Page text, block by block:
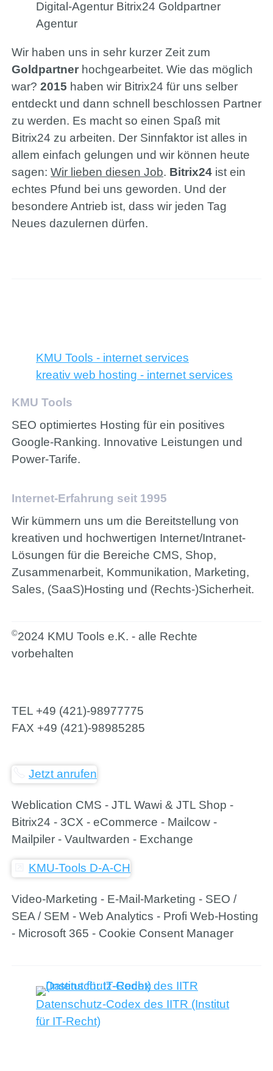
Digital-Agentur Bitrix24 Goldpartner
Agentur
Wir haben uns in sehr kurzer Zeit zum
Goldpartner hochgearbeitet. Wie das möglich
war? 2015 haben wir Bitrix24 für uns selber
entdeckt und dann schnell beschlossen Partner
zu werden. Es macht so einen Spaß mit
Bitrix24 zu arbeiten. Der Sinnfaktor ist alles in
allem einfach gelungen und wir können heute
sagen: Wir lieben diesen Job. Bitrix24 ist ein
echtes Pfund bei uns geworden. Und der
besondere Antrieb ist, dass wir jeden Tag
Neues dazulernen dürfen.
KMU Tools - internet services
kreativ web hosting - internet services
KMU Tools
SEO optimiertes Hosting für ein positives
Google-Ranking. Innovative Leistungen und
Power-Tarife.
Internet-Erfahrung seit 1995
Wir kümmern uns um die Bereitstellung von
kreativen und hochwertigen Internet/Intranet-
Lösungen für die Bereiche CMS, Shop,
Zusammenarbeit, Kommunikation, Marketing,
Sales, (SaaS)Hosting und (Rechts-)Sicherheit.
©2024 KMU Tools e.K. - alle Rechte
vorbehalten
TEL +49 (421)-98977775
FAX +49 (421)-98985285
Jetzt anrufen
Weblication CMS - JTL Wawi & JTL Shop -
Bitrix24 - 3CX - eCommerce - Mailcow -
Mailpiler - Vaultwarden - Exchange
KMU-Tools D-A-CH
Video-Marketing - E-Mail-Marketing - SEO /
SEA / SEM - Web Analytics - Profi Web-Hosting
- Microsoft 365 - Cookie Consent Manager
Datenschutz-Codex des IITR (Institut
für IT-Recht)